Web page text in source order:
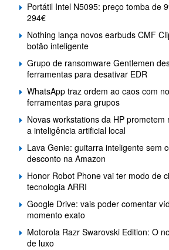
Portátil Intel N5095: preço tomba de
294€
Nothing lança novos earbuds CMF
botão inteligente
Grupo de ransomware Gentlemen
ferramentas para desativar EDR
WhatsApp traz ordem ao caos com
ferramentas para grupos
Novas workstations da HP prometem
a inteligência artificial local
Lava Genie: guitarra inteligente sem
desconto na Amazon
Honor Robot Phone vai ter modo de
tecnologia ARRI
Google Drive: vais poder comentar
momento exato
Motorola Razr Swarovski Edition: O
de luxo